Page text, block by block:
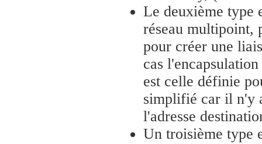
Le deuxième type
réseau multipoint,
pour créer une
cas
est celle définie
simplifié car il n'y
l'adresse
Un troisième type